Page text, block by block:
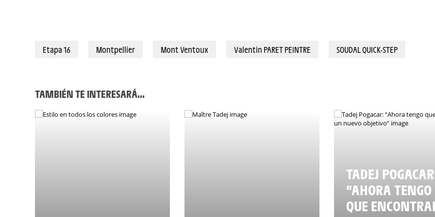
Etapa 16 Montpellier Mont Ventoux Valentin PARET PEINTRE SOUDAL QUICK-STEP
TAMBIÉN TE INTERESARÁ...
TADEJ
“AHORA TENGO
QUE